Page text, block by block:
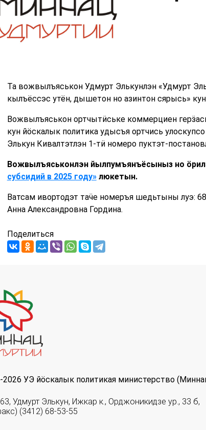
Та вожвылъяськон Удмурт Элькунлэн «Удмурт
кылъёссэс утён, дышетон но азинтон сярысь»
Вожвылъяськон ортчытӥське коммерциен
кун йӧскалык политика удысъя ортчись
Элькун Кивалтэтлэн 1-тӥ номеро пуктэт-
Вожвылъяськонлэн йылпумъянъёсыныз но
субсидий в 2025 году» люкетын.
Ватсам ивортодэт таӵе номеръя шедьтыны луэ:
Анна Александровна Гордина.
Поделиться
2026 УЭ йöскалык политикая министерство
Удмурт Элькун, Ижкар к., Орджоникидзе ур., 33 б,
(3412) 68-53-55